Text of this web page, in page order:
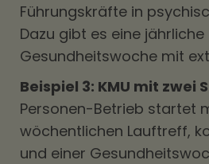
Führungskräfte in
Dazu gibt es eine jährliche
Gesundheitswoche mit
Beispiel 3: KMU mit zwei
Personen-Betrieb startet
wöchentlichen Lauftreff,
und einer